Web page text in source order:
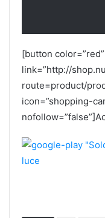
[button
link=”http://
route=product/
icon=”shopping-